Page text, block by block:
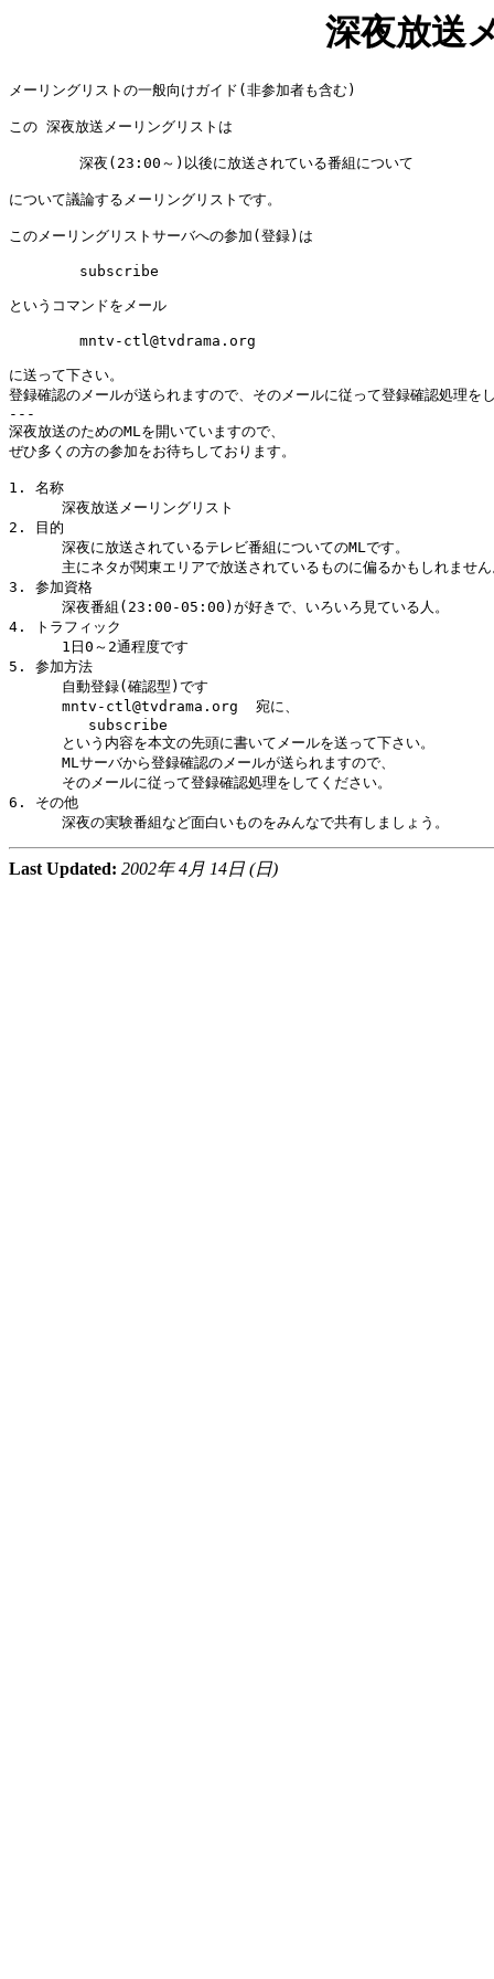
深夜放送
メーリングリストの一般向けガイド(非参加者も含む)
この 深夜放送メーリングリストは
        深夜(23:00～)以後に放送されている番組について
について議論するメーリングリストです。
このメーリングリストサーバへの参加(登録)は
        subscribe
というコマンドをメール
        mntv-ctl@tvdrama.org
に送って下さい。
登録確認のメールが送られますので、そのメールに従って登録確認処理を
---
深夜放送のためのMLを開いていますので、
ぜひ多くの方の参加をお待ちしております。
1. 名称
      深夜放送メーリングリスト
2. 目的
      深夜に放送されているテレビ番組についてのMLです。
主にネタが関東エリアで放送されているものに偏るかもしれませ
3. 参加資格
      深夜番組(23:00-05:00)が好きで、いろいろ見ている人。
4. トラフィック
      1日0～2通程度です
5. 参加方法
      自動登録(確認型)です
      mntv-ctl@tvdrama.org  宛に、
         subscribe
      という内容を本文の先頭に書いてメールを送って下さい。
      MLサーバから登録確認のメールが送られますので、
      そのメールに従って登録確認処理をしてください。
6. その他
Last Updated: 2002年 4月 14日 (日)